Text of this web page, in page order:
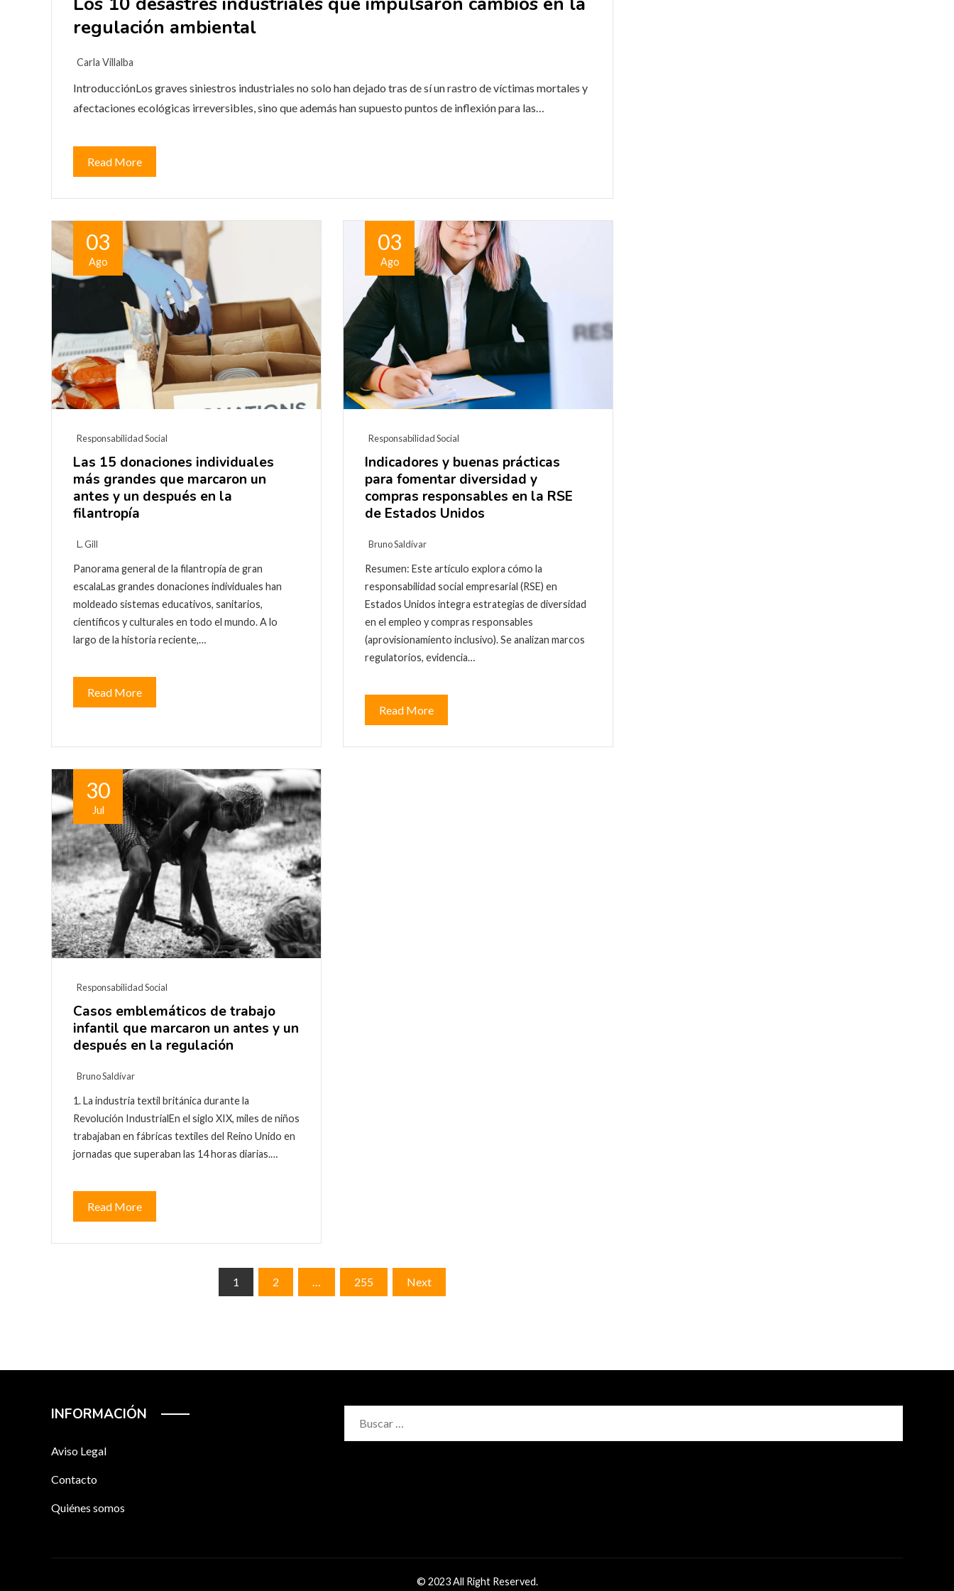
regulación ambiental
Carla Villalba
IntroducciónLos graves siniestros industriales no solo han dejado tras de sí un rastro de víctimas mortales y
afectaciones ecológicas irreversibles, sino que además han supuesto puntos de inflexión para las…
Read More
03
Ago
Responsabilidad Social
Las 15 donaciones individuales
más grandes que marcaron un
antes y un después en la
filantropía
L. Gill
Panorama general de la filantropía de gran
escalaLas grandes donaciones individuales han
moldeado sistemas educativos, sanitarios,
científicos y culturales en todo el mundo. A lo
largo de la historia reciente,…
Read More
03
Ago
Responsabilidad Social
Indicadores y buenas prácticas
para fomentar diversidad y
compras responsables en la RSE
de Estados Unidos
Bruno Saldívar
Resumen: Este artículo explora cómo la
responsabilidad social empresarial (RSE) en
Estados Unidos integra estrategias de diversidad
en el empleo y compras responsables
(aprovisionamiento inclusivo). Se analizan marcos
regulatorios, evidencia…
Read More
30
Jul
Responsabilidad Social
Casos emblemáticos de trabajo
infantil que marcaron un antes y un
después en la regulación
Bruno Saldívar
1. La industria textil británica durante la
Revolución IndustrialEn el siglo XIX, miles de niños
trabajaban en fábricas textiles del Reino Unido en
jornadas que superaban las 14 horas diarias.…
Read More
1 2 255 Next
INFORMACIÓN
Aviso Legal
Contacto
Quiénes somos
© 2023 All Right Reserved.